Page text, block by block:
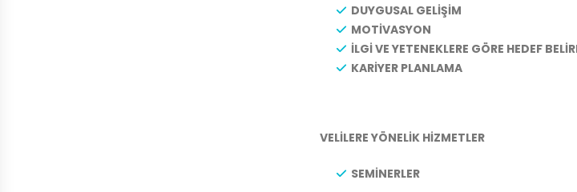
DUYGUSAL GELİŞİM
MOTİVASYON
İLGİ VE YETENEKLERE GÖRE HEDEF
KARİYER PLANLAMA
VELİLERE YÖNELİK HİZMETLER
SEMİNERLER